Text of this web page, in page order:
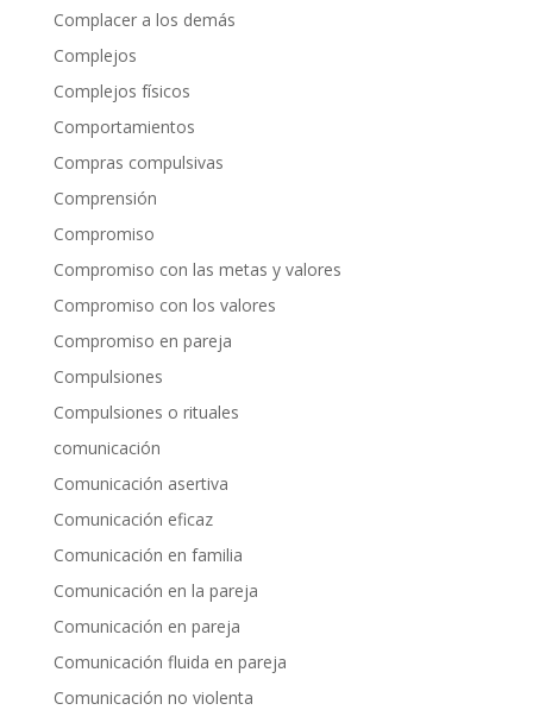
Complacer a los demás
Complejos
Complejos físicos
Comportamientos
Compras compulsivas
Comprensión
Compromiso
Compromiso con las metas y valores
Compromiso con los valores
Compromiso en pareja
Compulsiones
Compulsiones o rituales
comunicación
Comunicación asertiva
Comunicación eficaz
Comunicación en familia
Comunicación en la pareja
Comunicación en pareja
Comunicación fluida en pareja
Comunicación no violenta